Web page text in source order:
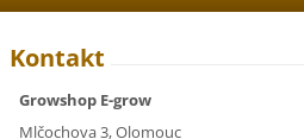
Kontakt
Growshop E-grow
Mlčochova 3, Olomouc